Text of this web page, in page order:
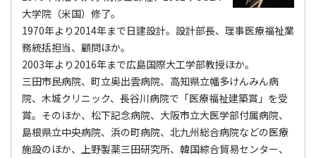
大学院（米国）修了。
1970年より2014年まで日建設計。設計部長、理事医療福祉業
務統括担当、顧問ほか。
2003年より2016年まで広島国際大工学部教授ほか。
三田市民病院、町立奥出雲病院、高知県立幡多けんみん病
院、木城クリニック、長谷川病院で「医療福祉建築賞」を受
賞。そのほか、松下記念病院、大阪市立大医学部付属病院、
島根県立中央病院、浜の町病院、北九州総合病院などの医療
施設のほか、上野製薬三田研究所、韓国綜合貿易センター、